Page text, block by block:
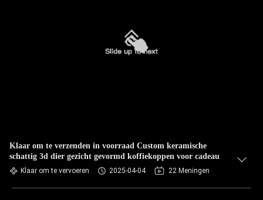
Klaar om te verzenden in voorraad Custom keramische
schattig 3d dier gezicht gevormd koffiekoppen voor cadeau
Klaar om te vervoeren 2025-04-04 22 Meningen